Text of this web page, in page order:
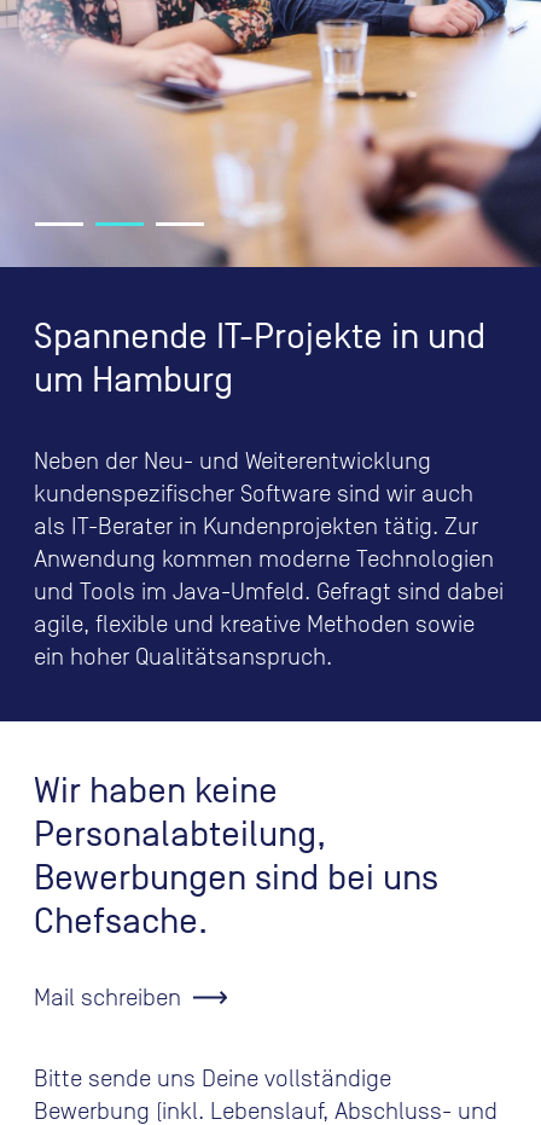
Spannende IT-Projekte in und
um Hamburg
Neben der Neu- und Weiterentwicklung
kundenspezifischer Software sind wir auch
als IT-Berater in Kundenprojekten tätig. Zur
Anwendung kommen moderne Technologien
und Tools im Java-Umfeld. Gefragt sind dabei
agile, flexible und kreative Methoden sowie
ein hoher Qualitätsanspruch.
Wir haben keine
Personalabteilung,
Bewerbungen sind bei uns
Chefsache.
Mail schreiben
Bitte sende uns Deine vollständige
Bewerbung (inkl. Lebenslauf, Abschluss- und